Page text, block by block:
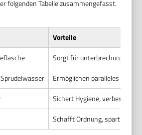
folgenden Tabelle zusammengefasst.
Vorteile
Sorgt für
Ermöglichen paralleles
Sichert Hygiene, verbessert
Schafft Ordnung, spart Platz,